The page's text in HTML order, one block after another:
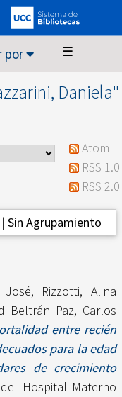
por ☰
Daniela"
Atom
RSS 1.0
RSS 2.0
| Sin Agrupamiento
José, Rizzotti, Alina
Beltrán Paz, Carlos
entre recién
para la edad
de crecimiento
Hospital Materno